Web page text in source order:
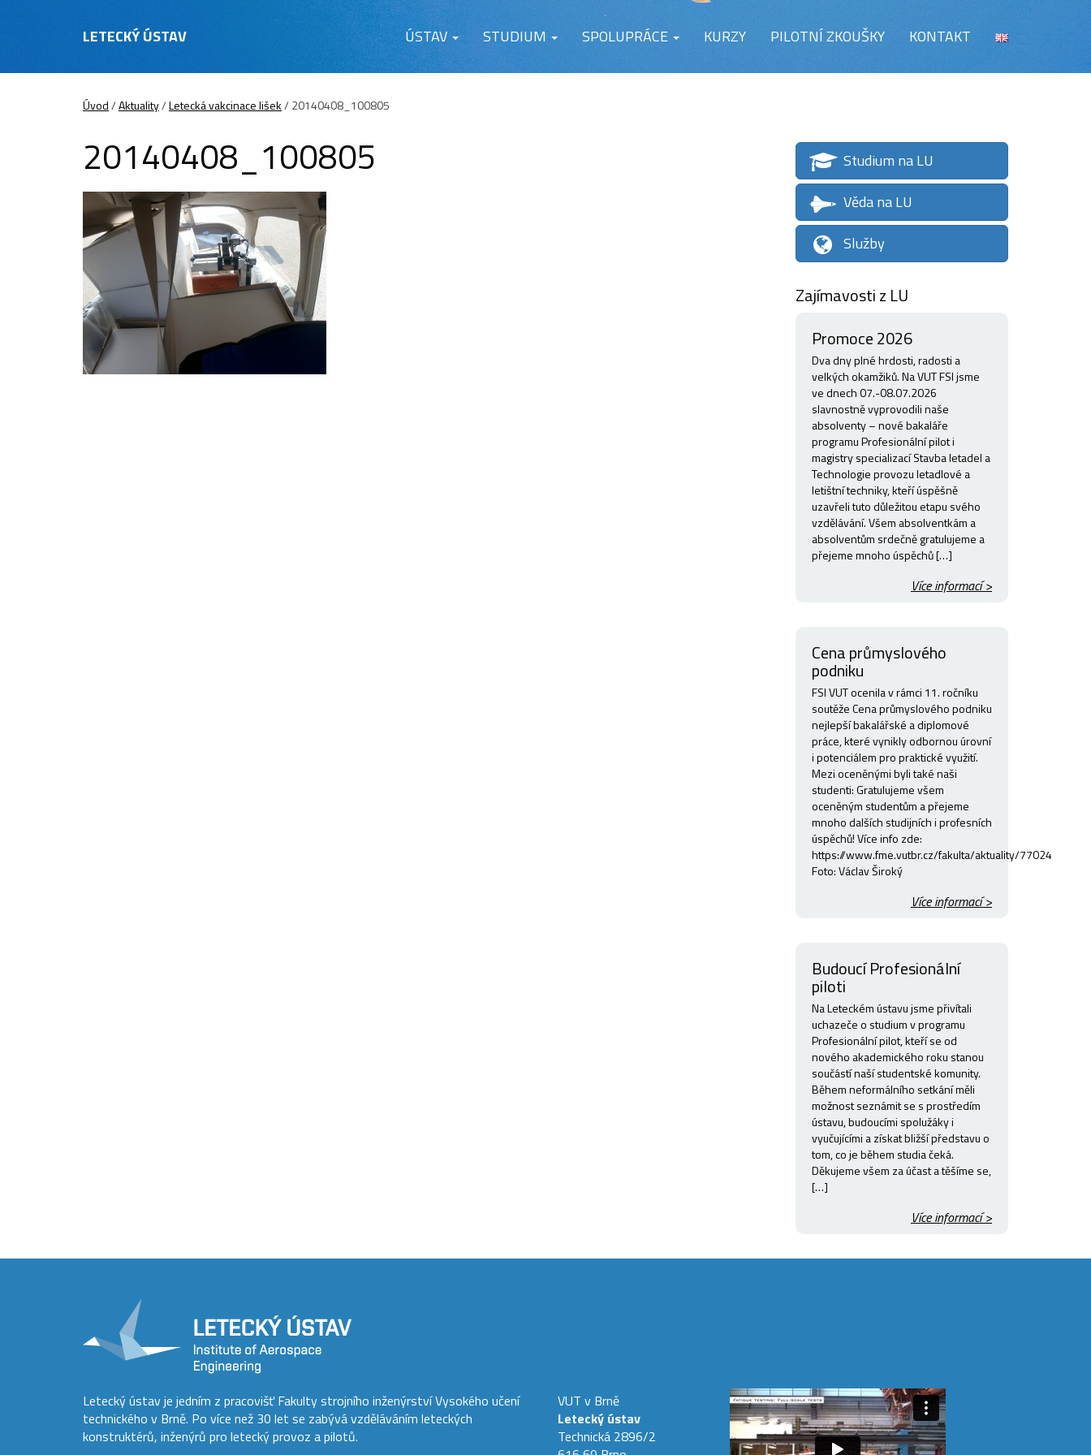
LETECKÝ ÚSTAV ÚSTAV STUDIUM SPOLUPRÁCE KURZY PILOTNÍ ZKOUŠKY KONTAKT
Úvod/Aktuality/Letecká vakcinace lišek/ 20140408_100805
20140408_100805
Studium na LU
Věda na LU
Služby
Zajímavosti z LU
Promoce 2026
Dva dny plné hrdosti, radosti a
velkých okamžiků. Na VUT FSI jsme
ve dnech 07.-08.07.2026
slavnostně vyprovodili naše
absolventy – nové bakaláře
programu Profesionální pilot i
magistry specializací Stavba letadel a
Technologie provozu letadlové a
letištní techniky, kteří úspěšně
uzavřeli tuto důležitou etapu svého
vzdělávání. Všem absolventkám a
absolventům srdečně gratulujeme a
přejeme mnoho úspěchů […]
Více informací >
Cena průmyslového
podniku
FSI VUT ocenila v rámci 11. ročníku
soutěže Cena průmyslového podniku
nejlepší bakalářské a diplomové
práce, které vynikly odbornou úrovní
i potenciálem pro praktické využití.
Mezi oceněnými byli také naši
studenti: Gratulujeme všem
oceněným studentům a přejeme
mnoho dalších studijních i profesních
úspěchů! Více info zde:
https://www.fme.vutbr.cz/fakulta/aktuality/77024
Foto: Václav Široký
Více informací >
Budoucí Profesionální
piloti
Na Leteckém ústavu jsme přivítali
uchazeče o studium v programu
Profesionální pilot, kteří se od
nového akademického roku stanou
součástí naší studentské komunity.
Během neformálního setkání měli
možnost seznámit se s prostředím
ústavu, budoucími spolužáky i
vyučujícími a získat bližší představu o
tom, co je během studia čeká.
Děkujeme všem za účast a těšíme se,
[…]
Více informací >
Letecký ústav je jedním z pracovišť Fakulty strojního inženýrství Vysokého učení
technického v Brně. Po více než 30 let se zabývá vzděláváním leteckých
konstruktérů, inženýrů pro letecký provoz a pilotů.
VUT v Brně
Letecký ústav
Technická 2896/2